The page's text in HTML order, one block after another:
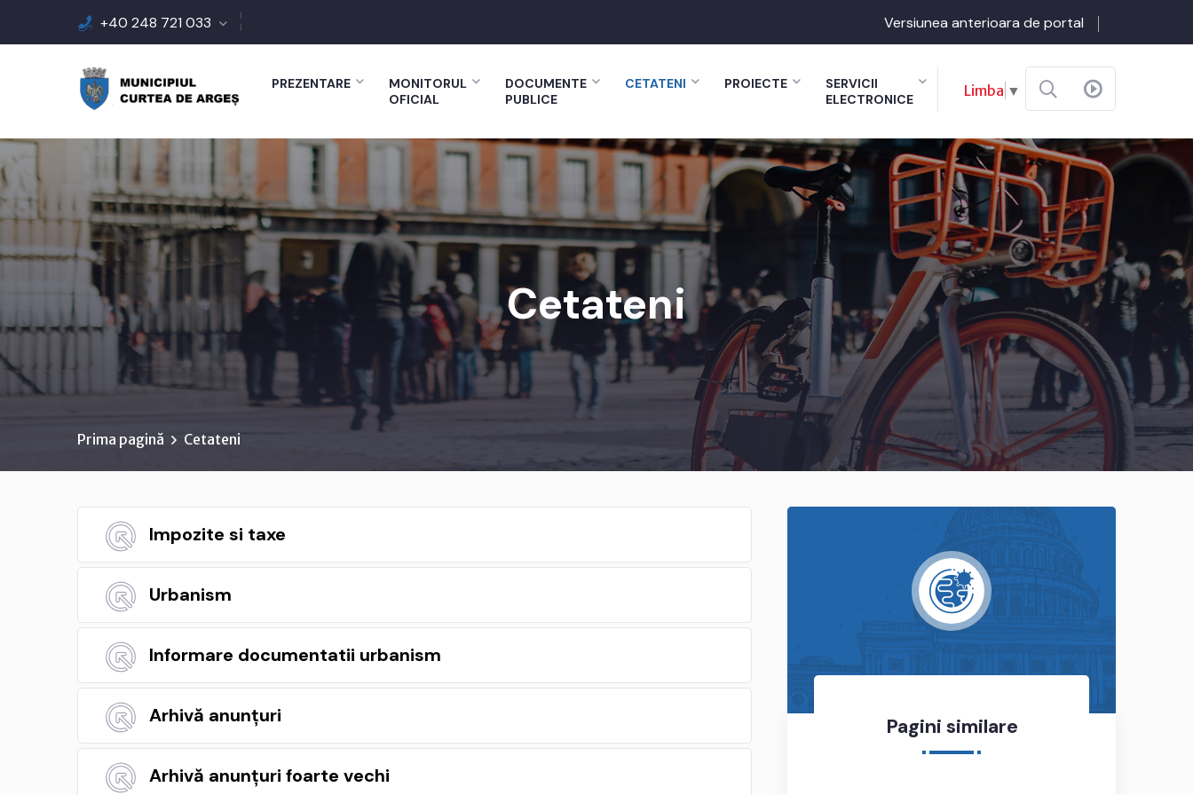
+40 248 721 033 Versiunea anterioara de portal
PREZENTARE
MONITORUL
OFICIAL
DOCUMENTE
PUBLICE
CETATENI PROIECTE
SERVICII
ELECTRONICE
Limba ▼
Cetateni
Prima pagină Cetateni
Impozite si taxe
Urbanism
Informare documentatii urbanism
Arhivă anunțuri
Arhivă anunțuri foarte vechi
Pagini similare